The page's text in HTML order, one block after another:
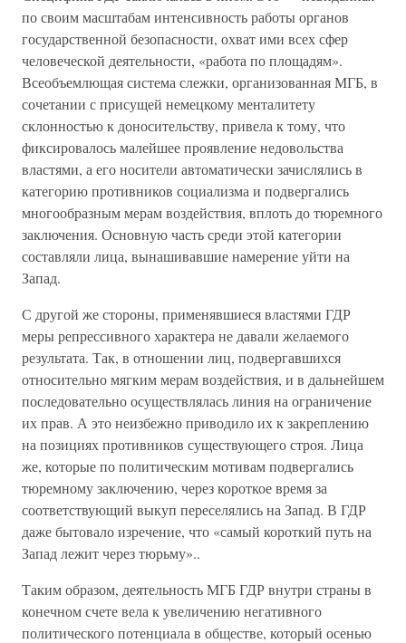
по своим масштабам интенсивность работы органов
государственной безопасности, охват ими всех сфер
человеческой деятельности, «работа по площадям».
Всеобъемлющая система слежки, организованная МГБ, в
сочетании с присущей немецкому менталитету
склонностью к доносительству, привела к тому, что
фиксировалось малейшее проявление недовольства
властями, а его носители автоматически зачислялись в
категорию противников социализма и подвергались
многообразным мерам воздействия, вплоть до тюремного
заключения. Основную часть среди этой категории
составляли лица, вынашивавшие намерение уйти на
Запад.
С другой же стороны, применявшиеся властями ГДР
меры репрессивного характера не давали желаемого
результата. Так, в отношении лиц, подвергавшихся
относительно мягким мерам воздействия, и в дальнейшем
последовательно осуществлялась линия на ограничение
их прав. А это неизбежно приводило их к закреплению
на позициях противников существующего строя. Лица
же, которые по политическим мотивам подвергались
тюремному заключению, через короткое время за
соответствующий выкуп переселялись на Запад. В ГДР
даже бытовало изречение, что «самый короткий путь на
Запад лежит через тюрьму»..
Таким образом, деятельность МГБ ГДР внутри страны в
конечном счете вела к увеличению негативного
политического потенциала в обществе, который осенью